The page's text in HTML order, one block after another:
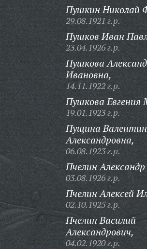
Пушкин Николай
29.08.1921 г.р.
Пушков Иван
23.04.1926 г.р.
Пушкова
Ивановна,
14.11.1922 г.р.
Пушкова Евгения
19.01.1923 г.р.
Пущина
Александровна,
06.08.1923 г.р.
Пчелин
03.08.1926 г.р.
Пчелин Алексей
02.10.1925 г.р.
Пчелин Василий
Александрович,
04.02.1920 г.р.